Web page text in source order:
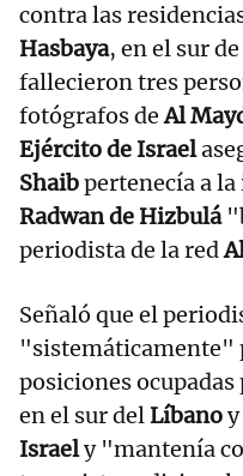
contra las
Hasbaya, en el sur de
fallecieron tres
fotógrafos deAl
Ejército de Israel
Shaibpertenecía a
Radwan de Hizbulá
periodista de la red
Señaló que el
"sistemáticamente"
posiciones
en el sur delLíbano
Israely "mantenía